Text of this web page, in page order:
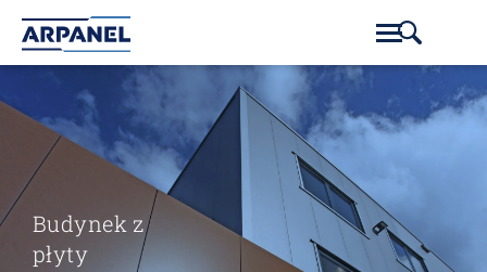
Budynek z
płyty